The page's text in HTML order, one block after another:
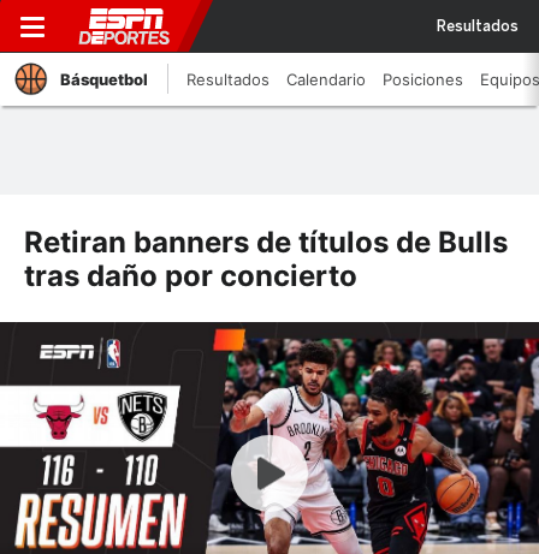
Resultados
Básquetbol Resultados Calendario Posiciones Equipos
Retiran banners de títulos de Bulls
tras daño por concierto